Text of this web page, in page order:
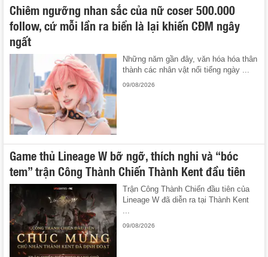
Chiêm ngưỡng nhan sắc của nữ coser 500.000
follow, cứ mỗi lần ra biển là lại khiến CĐM ngây
ngất
Những năm gần đây, văn hóa hóa thân
thành các nhân vật nổi tiếng ngày ...
09/08/2026
Game thủ Lineage W bỡ ngỡ, thích nghi và “bóc
tem” trận Công Thành Chiến Thành Kent đầu tiên
Trận Công Thành Chiến đầu tiên của
Lineage W đã diễn ra tại Thành Kent
09/08/2026